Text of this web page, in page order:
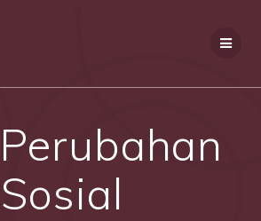
Perubahan
Sosial